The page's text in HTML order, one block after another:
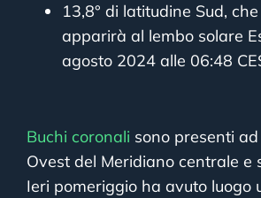
13,8° di latitudine Sud,
apparirà al lembo solare
agosto 2024 alle 06:48
Buchi coronali sono presenti
Ovest del Meridiano centrale e
Ieri pomeriggio ha avuto luogo